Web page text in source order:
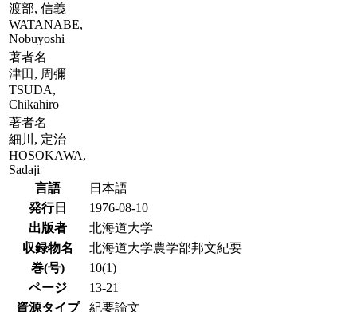
渡部, 信義
WATANABE,
Nobuyoshi
著者名
津田, 周彌
TSUDA,
Chikahiro
著者名
細川, 定治
HOSOKAWA,
Sadaji
言語
日本語
発行日
1976-08-10
出版者
北海道大学
収録物名
北海道大学農学部邦文紀要
巻(号)
10(1)
ページ
13-21
資源タイプ
紀要論文